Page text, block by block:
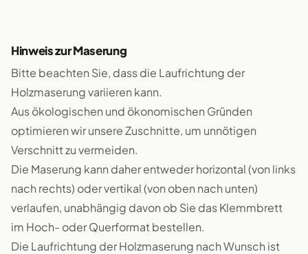
Hinweis zur Maserung
Bitte beachten Sie, dass die Laufrichtung der
Holzmaserung variieren kann.
Aus ökologischen und ökonomischen Gründen
optimieren wir unsere Zuschnitte, um unnötigen
Verschnitt zu vermeiden.
Die Maserung kann daher entweder horizontal (von links
nach rechts) oder vertikal (von oben nach unten)
verlaufen, unabhängig davon ob Sie das Klemmbrett
im Hoch- oder Querformat bestellen.
Die Laufrichtung der Holzmaserung nach Wunsch ist